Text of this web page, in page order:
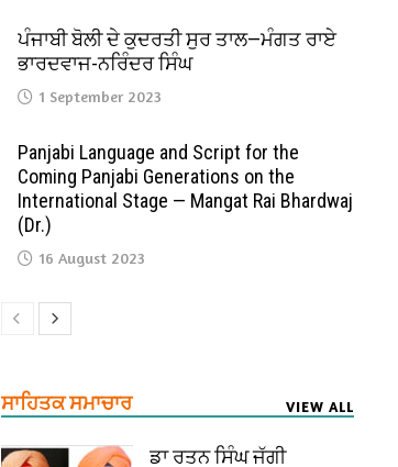
ਪੰਜਾਬੀ ਬੋਲੀ ਦੇ ਕੁਦਰਤੀ ਸੁਰ ਤਾਲ—ਮੰਗਤ ਰਾਏ
ਭਾਰਦਵਾਜ-ਨਰਿੰਦਰ ਸਿੰਘ
1 September 2023
Panjabi Language and Script for the
Coming Panjabi Generations on the
International Stage — Mangat Rai Bhardwaj
(Dr.)
16 August 2023
ਸਾਹਿਤਕ ਸਮਾਚਾਰ VIEW ALL
ਡਾ ਰਤਨ ਸਿੰਘ ਜੱਗੀ